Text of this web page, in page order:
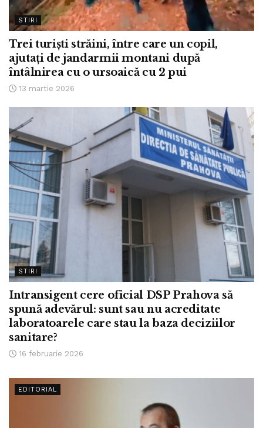
STIRI
Trei turiști străini, între care un copil,
ajutați de jandarmii montani după
întâlnirea cu o ursoaică cu 2 pui
13 martie 2026
STIRI
Intransigent cere oficial DSP Prahova să
spună adevărul: sunt sau nu acreditate
laboratoarele care stau la baza deciziilor
sanitare?
16 februarie 2026
EDITORIAL